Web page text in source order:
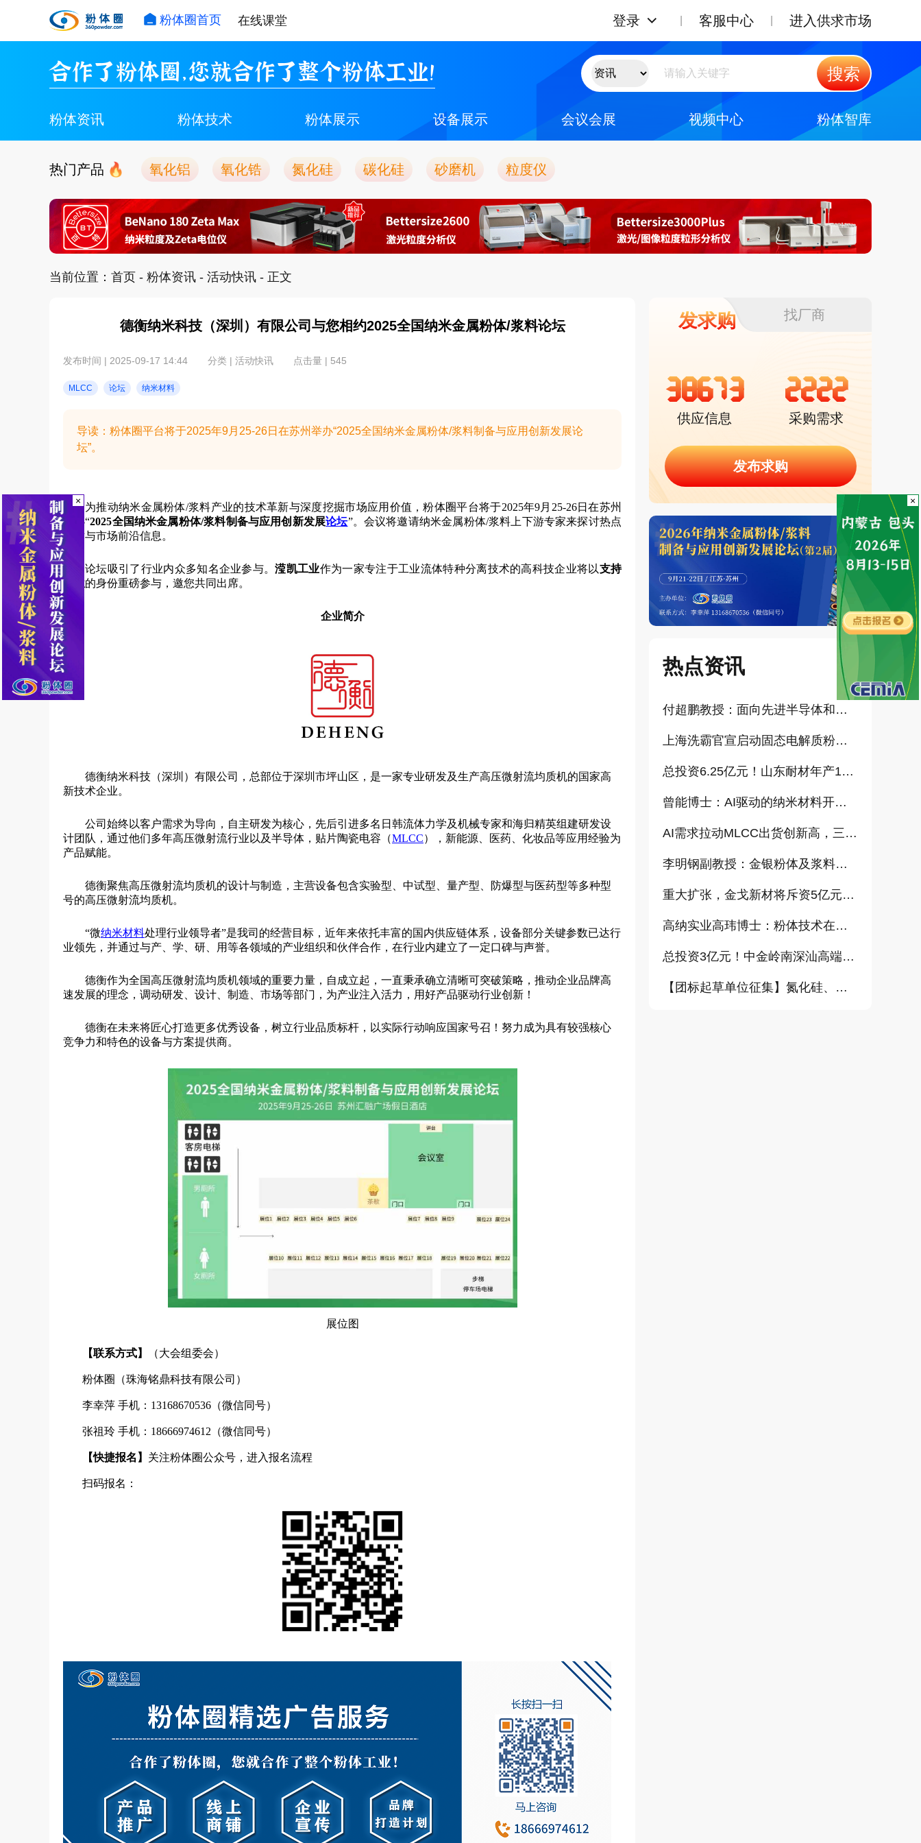
粉体圈首页 在线课堂 登录 客服中心 进入供求市场
合作了粉体圈，您就合作了整个粉体工业！ 搜索
粉体资讯 粉体技术 粉体展示 设备展示 会议会展 视频中心 粉体智库
热门产品 氧化铝 氧化锆 氮化硅 碳化硅 砂磨机 粒度仪
当前位置： 首页 - 粉体资讯 - 活动快讯 - 正文
德衡纳米科技（深圳）有限公司与您相约2025全国纳米金属粉体/浆料论坛
发布时间 | 2025-09-17 14:44 分类 | 活动快讯 点击量 | 545
MLCC 论坛 纳米材料
导读：粉体圈平台将于2025年9月25-26日在苏州举办“2025全国纳米金属粉体/浆料制备与应用创新发展论
坛”。
为推动纳米金属粉体/浆料产业的技术革新与深度挖掘市场应用价值，粉体圈平台将于2025年9月25-26日在苏州
举办“2025全国纳米金属粉体/浆料制备与应用创新发展论坛”。会议将邀请纳米金属粉体/浆料上下游专家来探讨热点
技术与市场前沿信息。
论坛吸引了行业内众多知名企业参与。滢凯工业作为一家专注于工业流体特种分离技术的高科技企业将以支持
单位的身份重磅参与，邀您共同出席。
企业简介
德衡纳米科技（深圳）有限公司，总部位于深圳市坪山区，是一家专业研发及生产高压微射流均质机的国家高
新技术企业。
公司始终以客户需求为导向，自主研发为核心，先后引进多名日韩流体力学及机械专家和海归精英组建研发设
计团队，通过他们多年高压微射流行业以及半导体，贴片陶瓷电容（MLCC），新能源、医药、化妆品等应用经验为
产品赋能。
德衡聚焦高压微射流均质机的设计与制造，主营设备包含实验型、中试型、量产型、防爆型与医药型等多种型
号的高压微射流均质机。
“微纳米材料处理行业领导者”是我司的经营目标，近年来依托丰富的国内供应链体系，设备部分关键参数已达行
业领先，并通过与产、学、研、用等各领域的产业组织和伙伴合作，在行业内建立了一定口碑与声誉。
德衡作为全国高压微射流均质机领域的重要力量，自成立起，一直秉承确立清晰可突破策略，推动企业品牌高
速发展的理念，调动研发、设计、制造、市场等部门，为产业注入活力，用好产品驱动行业创新！
德衡在未来将匠心打造更多优秀设备，树立行业品质标杆，以实际行动响应国家号召！努力成为具有较强核心
竞争力和特色的设备与方案提供商。
展位图
【联系方式】 （大会组委会）
粉体圈（珠海铭鼎科技有限公司）
李幸萍 手机：13168670536（微信同号）
张祖玲 手机：18666974612（微信同号）
【快捷报名】 关注粉体圈公众号，进入报名流程
扫码报名：
发求购 找厂商
38673
供应信息
2222
采购需求
发布求购
热点资讯
付超鹏教授：面向先进半导体和大健康产业的高纯超细氧化铝研发（报告）
上海洗霸官宣启动固态电解质粉体产业化项目
总投资6.25亿元！山东耐材年产15万吨高科技新材料项目正式开工
曾能博士：AI驱动的纳米材料开发新范式技术研究及基地建设（报告）
AI需求拉动MLCC出货创新高，三星、太阳诱电相继涨价
李明钢副教授：金银粉体及浆料增值化路径探讨（报告）
重大扩张，金戈新材将斥资5亿元打造“功能性粉体新材料智能制造基地”
高纳实业高玮博士：粉体技术在电池材料工业中的进展与需求（报告）
总投资3亿元！中金岭南深汕高端金属复合材料扩产项目正式开工
【团标起草单位征集】氮化硅、金刚石、碳化铪、氧化铝等
× ×